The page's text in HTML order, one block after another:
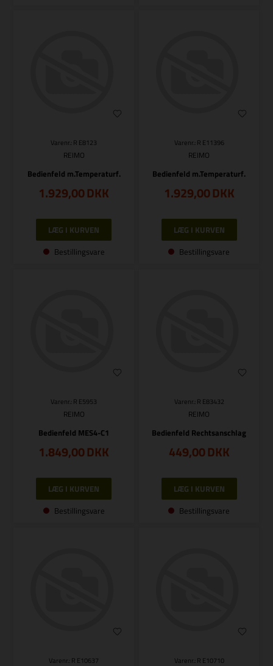
Varenr.: R E8123
REIMO
Bedienfeld m.Temperaturf.
1.929,00DKK
Bestillingsvare
Varenr.: R E11396
REIMO
Bedienfeld m.Temperaturf.
1.929,00DKK
Bestillingsvare
Varenr.: R E5953
REIMO
Bedienfeld MES4-C1
1.849,00DKK
Bestillingsvare
Varenr.: R E83432
REIMO
Bedienfeld Rechtsanschlag
449,00DKK
Bestillingsvare
Varenr.: R E10637 Varenr.: R E10710